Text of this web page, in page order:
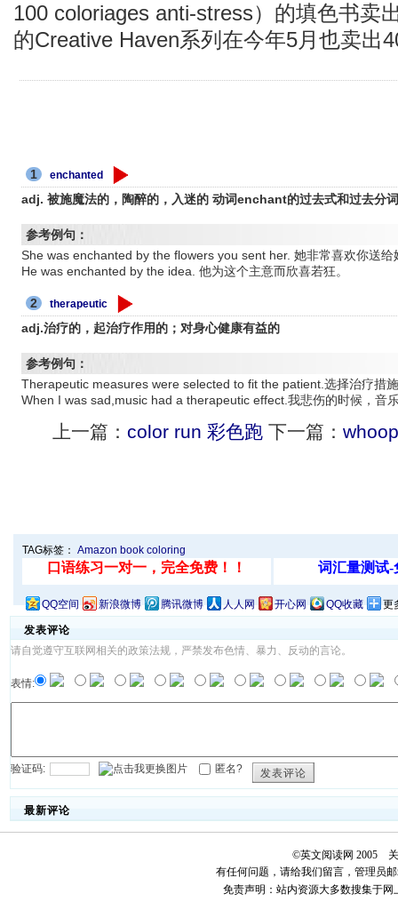
100 coloriages anti-stress）的填色书卖
的Creative Haven系列在今年5月也卖出
1 enchanted
adj. 被施魔法的，陶醉的，入迷的 动词enchant的过去式和过去分词
参考例句：
She was enchanted by the flowers you sent her. 她非常喜欢你送给
He was enchanted by the idea. 他为这个主意而欣喜若狂。
2 therapeutic
adj.治疗的，起治疗作用的；对身心健康有益的
参考例句：
Therapeutic measures were selected to fit the patient.选择治疗措
When I was sad,music had a therapeutic effect.我悲伤的时候，音
上一篇： color run 彩色跑下一篇：
TAG标签： Amazon book coloring
QQ空间 新浪微博 腾讯微博 人人网 开心网 QQ收藏 更
发表评论
请自觉遵守互联网相关的政策法规，严禁发布色情、暴力、反动的言论。
表情:
验证码: 匿名? 发表评论
最新评论